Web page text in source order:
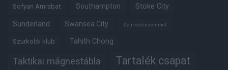
Sofyan Amrabat Southampton Stoke City
Sunderland Swansea City Szurkoló szemmel
Szurkolói klub Tahith Chong
Taktikai mágnestábla Tartalék csapat